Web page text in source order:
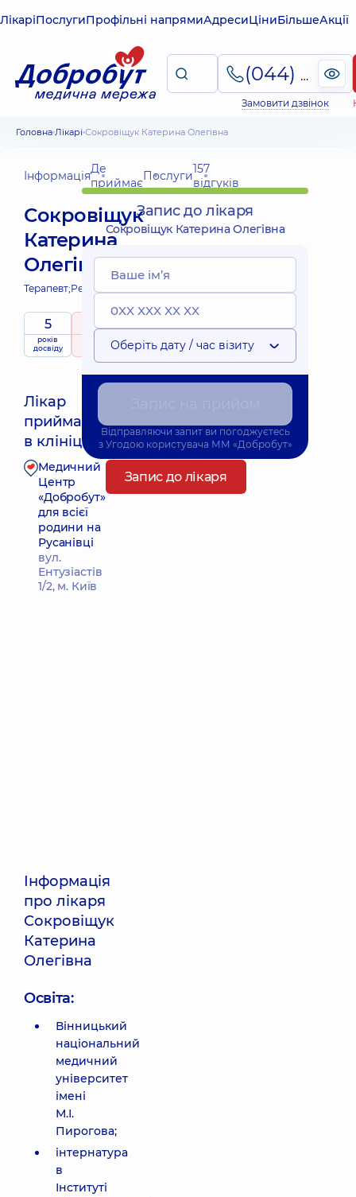
ЛікаріПослугиПрофільні напрямиАдресиЦіниБільшеАкції
(044) 495-2-888
Замовити дзвінок
Головна Лікарі Сокровіщук Катерина Олегівна
ІнформаціяДе
приймаєПослуги157
відгуків
Сокровіщук
Катерина
Олегівна
Терапевт;Ревматолог;
5
років
досвіду
4.9 / 5
рейтингна підставі
157 відгуків
Лікар
приймає
в клініці
Найближчий час прийому: 16.08.2026 9:45
Медичний
Центр
«Добробут»
для всієї
родини на
Русанівці
вул.
Ентузіастів
1/2, м. Київ
Запис до лікаря
Інформація
про лікаря
Сокровіщук
Катерина
Олегівна
Освіта:
Вінницький
національний
медичний
університет
імені
М.І.
Пирогова;
інтернатура
в
Інституті
Запис до лікаря
Сокровіщук Катерина Олегівна
Оберіть дату / час візиту
Відправляючи запит ви погоджуєтесь
з Угодою користувача ММ «Добробут»